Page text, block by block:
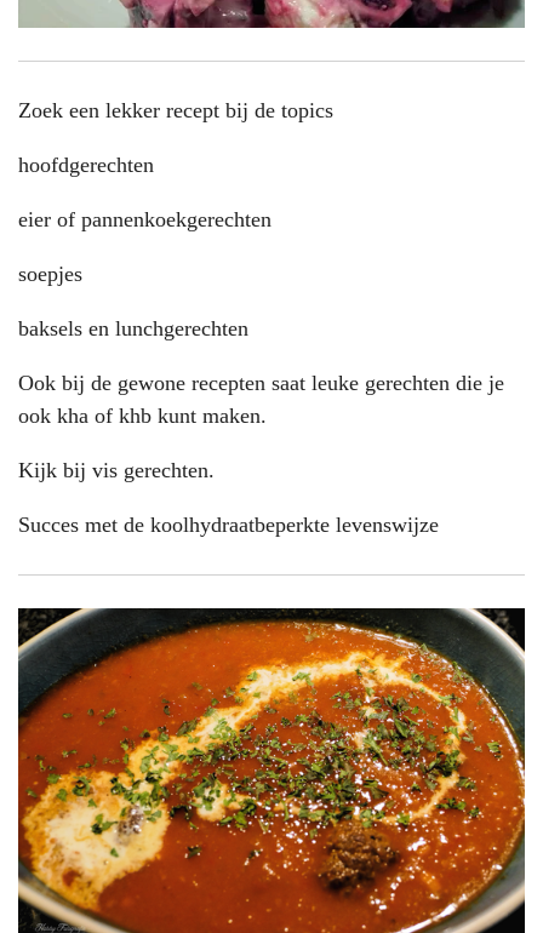
Zoek een lekker recept bij de topics
hoofdgerechten
eier of pannenkoekgerechten
soepjes
baksels en lunchgerechten
Ook bij de gewone recepten saat leuke gerechten die je
ook kha of khb kunt maken.
Kijk bij vis gerechten.
Succes met de koolhydraatbeperkte levenswijze